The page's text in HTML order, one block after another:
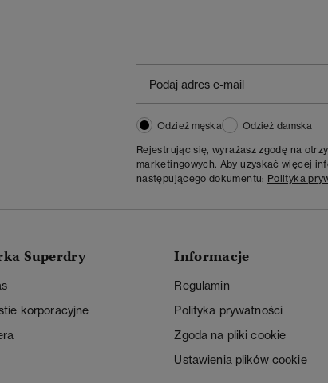
Odzież męska
Odzież damska
Rejestrując się, wyrażasz zgodę na
marketingowych. Aby uzyskać więcej
następującego dokumentu: Polityka
Superdry
korporacyjne
Informacje
Regulamin
Polityka prywatności
Zgoda na pliki cookie
Ustawienia plików cookie